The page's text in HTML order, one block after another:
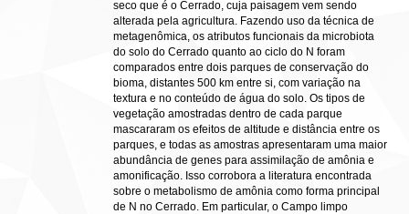
seco que é o Cerrado, cuja paisagem vem sendo
alterada pela agricultura. Fazendo uso da técnica de
metagenômica, os atributos funcionais da microbiota
do solo do Cerrado quanto ao ciclo do N foram
comparados entre dois parques de conservação do
bioma, distantes 500 km entre si, com variação na
textura e no conteúdo de água do solo. Os tipos de
vegetação amostradas dentro de cada parque
mascararam os efeitos de altitude e distância entre os
parques, e todas as amostras apresentaram uma maior
abundância de genes para assimilação de amônia e
amonificação. Isso corrobora a literatura encontrada
sobre o metabolismo de amônia como forma principal
de N no Cerrado. Em particular, o Campo limpo